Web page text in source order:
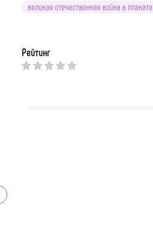
великая отечественная война в плакате
Рейтинг